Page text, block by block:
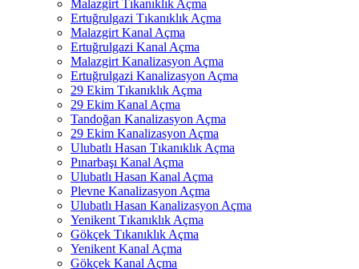
Malazgirt Tıkanıklık Açma
Ertuğrulgazi Tıkanıklık Açma
Malazgirt Kanal Açma
Ertuğrulgazi Kanal Açma
Malazgirt Kanalizasyon Açma
Ertuğrulgazi Kanalizasyon Açma
29 Ekim Tıkanıklık Açma
29 Ekim Kanal Açma
Tandoğan Kanalizasyon Açma
29 Ekim Kanalizasyon Açma
Ulubatlı Hasan Tıkanıklık Açma
Pınarbaşı Kanal Açma
Ulubatlı Hasan Kanal Açma
Plevne Kanalizasyon Açma
Ulubatlı Hasan Kanalizasyon Açma
Yenikent Tıkanıklık Açma
Gökçek Tıkanıklık Açma
Yenikent Kanal Açma
Gökçek Kanal Açma